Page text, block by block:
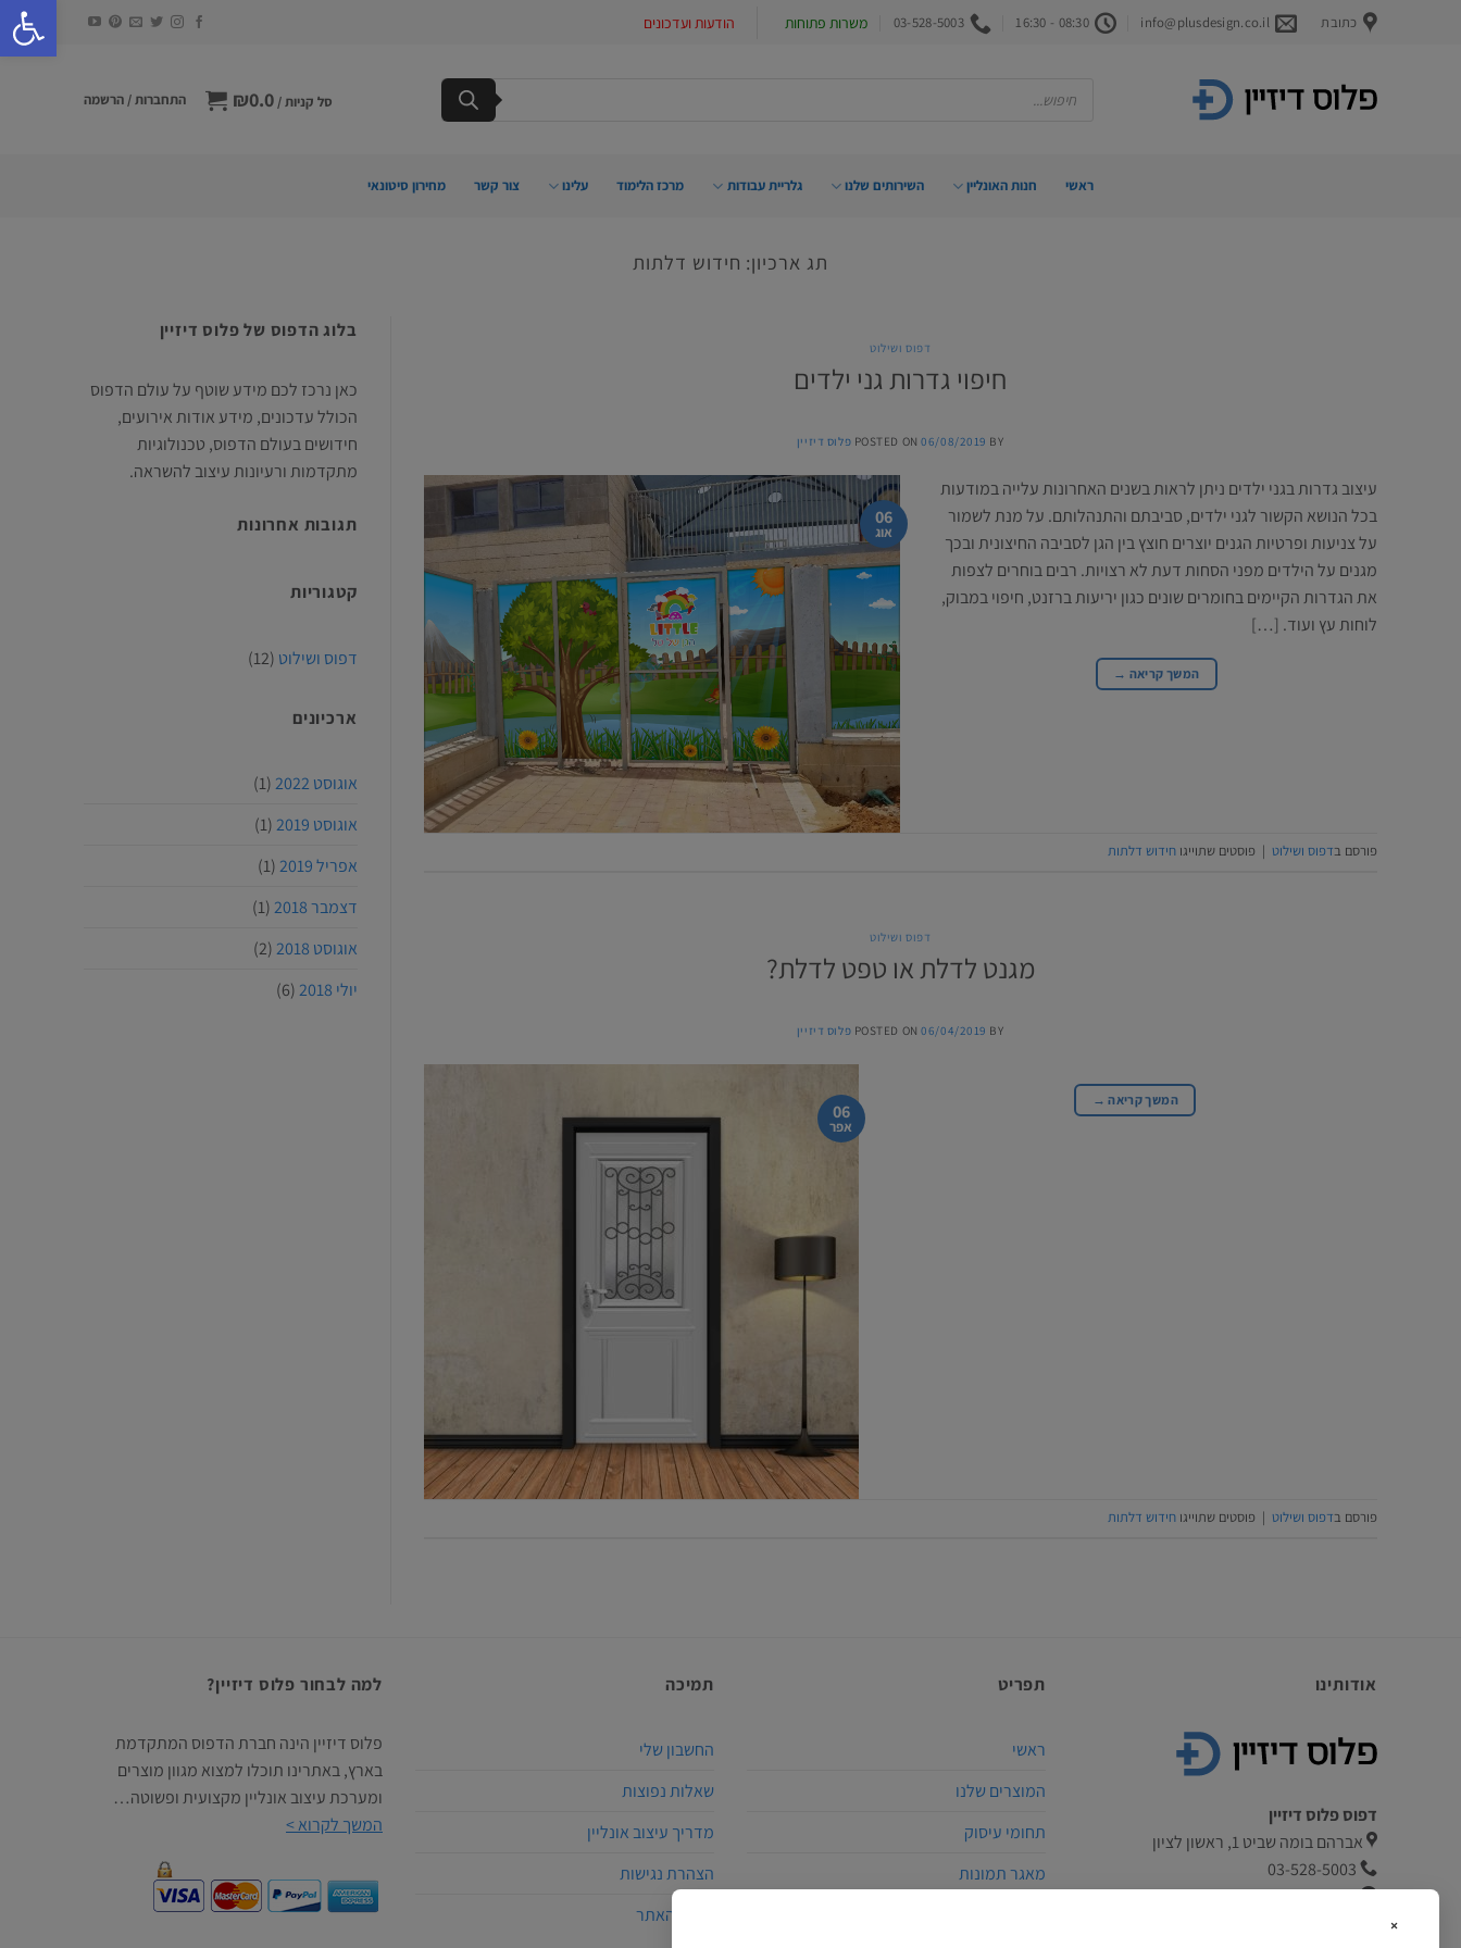
פתח כתובת info@plusdesign.co.il
08:30 - 16:30
03-528-5003 משרות פתוחות הודעות ועדכונים
search
סל קניות / ₪0.0 התחברות / הרשמה
ראשי חנות האונליין השירותים שלנו גלריית עבודות מרכז הלימוד עלינו צור קשר מחירון סיטונאי
תג ארכיון: חידוש דלתות
דפוס ושילוט
חיפוי גדרות גני ילדים
POSTED ON06/08/2019 BY פלוס דיזיין
06
אוג
עיצוב גדרות בגני ילדים ניתן לראות בשנים האחרונות עלייה במודעות
בכל הנושא הקשור לגני ילדים, סביבתם והתנהלותם. על מנת לשמור
על צניעות ופרטיות הגנים יוצרים חוצץ בין הגן לסביבה החיצונית ובכך
מגנים על הילדים מפני הסחות דעת לא רצויות. רבים בוחרים לצפות
את הגדרות הקיימים בחומרים שונים כגון יריעות ברזנט, חיפוי במבוק,
לוחות עץ ועוד. […]
המשך קריאה →
פורסם בדפוס ושילוט פוסטים שתוייגו חידוש דלתות
דפוס ושילוט
מגנט לדלת או טפט לדלת?
POSTED ON06/04/2019 BY פלוס דיזיין
06
אפר
המשך קריאה →
פורסם בדפוס ושילוט | פוסטים שתוייגו חידוש דלתות
בלוג הדפוס של פלוס דיזיין
כאן נרכז לכם מידע שוטף על עולם הדפוס
הכולל עדכונים, מידע אודות אירועים,
חידושים בעולם הדפוס, טכנולוגיות
מתקדמות ורעיונות עיצוב להשראה.
תגובות אחרונות
קטגוריות
דפוס ושילוט (12)
ארכיונים
אוגוסט 2022
(1)
אוגוסט 2019
(1)
אפריל 2019
(1)
דצמבר 2018
(1)
אוגוסט 2018
(2)
יולי 2018
(6)
אודותינו
דפוס פלוס דיזיין
אברהם בומה שביט 1, ראשון לציון
054-558-7997
תפריט
ראשי
המוצרים שלנו
תחומי עיסוק
מאגר תמונות
תמיכה
החשבון שלי
שאלות נפוצות
מדריך עיצוב אונליין
הצהרת נגישות
תקנון האתר
למה לבחור פלוס דיזיין?
פלוס דיזיין הינה חברת הדפוס המתקדמת
בארץ, באתרינו תוכלו למצוא מגוון מוצרים
ומערכת עיצוב אונליין מקצועית ופשוטה…
המשך לקרוא >
×